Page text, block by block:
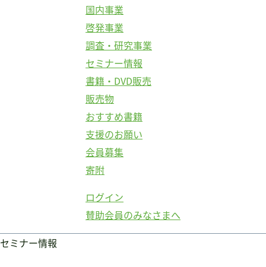
国内事業
啓発事業
調査・研究事業
セミナー情報
書籍・DVD販売
販売物
おすすめ書籍
支援のお願い
会員募集
寄附
ログイン
賛助会員のみなさまへ
セミナー情報
ログイン